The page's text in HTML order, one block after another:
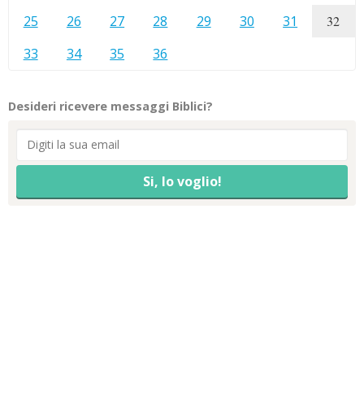
25
26 27 28 29 30 31 32
33 34 35 36
Desideri ricevere messaggi Biblici?